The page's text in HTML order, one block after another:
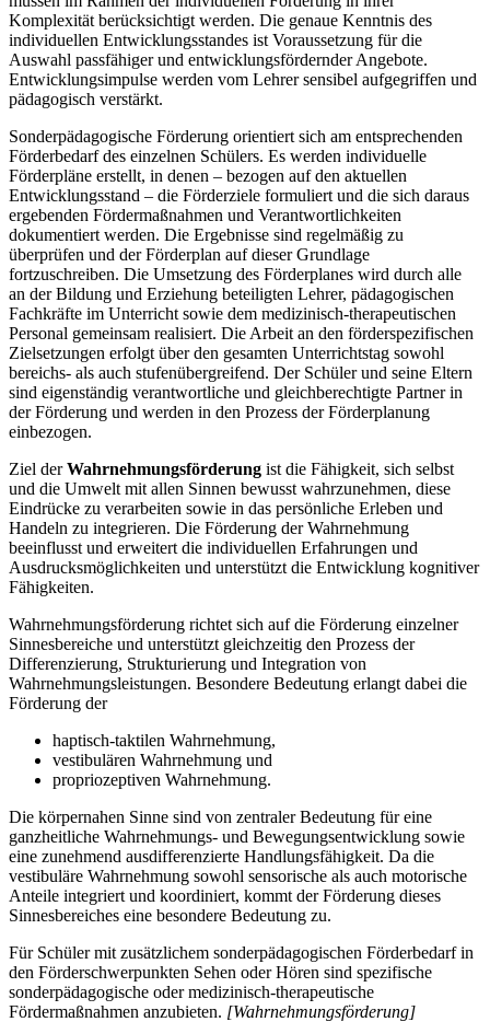
Komplexität berücksichtigt werden. Die genaue Kenntnis des
individuellen Entwicklungsstandes ist Voraussetzung für die
Auswahl passfähiger und entwicklungsfördernder Angebote.
Entwicklungsimpulse werden vom Lehrer sensibel aufgegriffen und
pädagogisch verstärkt.
Sonderpädagogische Förderung orientiert sich am entsprechenden
Förderbedarf des einzelnen Schülers. Es werden individuelle
Förderpläne erstellt, in denen – bezogen auf den aktuellen
Entwicklungsstand – die Förderziele formuliert und die sich daraus
ergebenden Fördermaßnahmen und Verantwortlichkeiten
dokumentiert werden. Die Ergebnisse sind regelmäßig zu
überprüfen und der Förderplan auf dieser Grundlage
fortzuschreiben. Die Umsetzung des Förderplanes wird durch alle
an der Bildung und Erziehung beteiligten Lehrer, pädagogischen
Fachkräfte im Unterricht sowie dem medizinisch-therapeutischen
Personal gemeinsam realisiert. Die Arbeit an den förderspezifischen
Zielsetzungen erfolgt über den gesamten Unterrichtstag sowohl
bereichs- als auch stufenübergreifend. Der Schüler und seine Eltern
sind eigenständig verantwortliche und gleichberechtigte Partner in
der Förderung und werden in den Prozess der Förderplanung
einbezogen.
Ziel derWahrnehmungsförderung ist die Fähigkeit, sich selbst
und die Umwelt mit allen Sinnen bewusst wahrzunehmen, diese
Eindrücke zu verarbeiten sowie in das persönliche Erleben und
Handeln zu integrieren. Die Förderung der Wahrnehmung
beeinflusst und erweitert die individuellen Erfahrungen und
Ausdrucksmöglichkeiten und unterstützt die Entwicklung kognitiver
Fähigkeiten.
Wahrnehmungsförderung richtet sich auf die Förderung einzelner
Sinnesbereiche und unterstützt gleichzeitig den Prozess der
Differenzierung, Strukturierung und Integration von
Wahrnehmungsleistungen. Besondere Bedeutung erlangt dabei die
Förderung der
haptisch-taktilen Wahrnehmung,
vestibulären Wahrnehmung und
propriozeptiven Wahrnehmung.
Die körpernahen Sinne sind von zentraler Bedeutung für eine
ganzheitliche Wahrnehmungs- und Bewegungsentwicklung sowie
eine zunehmend ausdifferenzierte Handlungsfähigkeit. Da die
vestibuläre Wahrnehmung sowohl sensorische als auch motorische
Anteile integriert und koordiniert, kommt der Förderung dieses
Sinnesbereiches eine besondere Bedeutung zu.
Für Schüler mit zusätzlichem sonderpädagogischen Förderbedarf in
den Förderschwerpunkten Sehen oder Hören sind spezifische
sonderpädagogische oder medizinisch-therapeutische
Fördermaßnahmen anzubieten. [Wahrnehmungsförderung]